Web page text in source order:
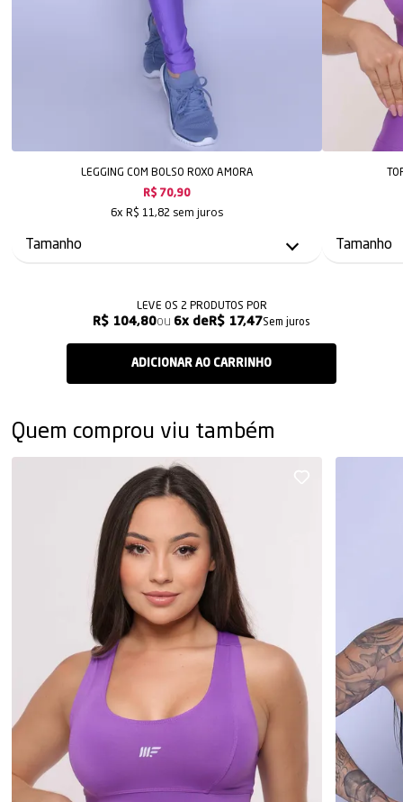
LEGGING COM BOLSO ROXO AMORA
R$ 70,90
6x R$ 11,82 sem juros
LEVE OS 2 PRODUTOS
R$ 104,80 6x R$ 17,47Sem juros
Quem comprou viu também